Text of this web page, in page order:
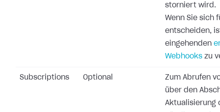
storniert wird.
Wenn Sie sich
entscheiden,
eingehenden
Webhooks zu
Subscriptions Optional
Zum Abrufen
über den
Aktualisierung